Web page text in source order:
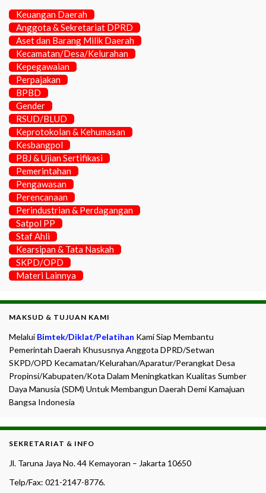
Keuangan Daerah
Anggota & Sekretariat DPRD
Aset dan Barang Milik Daerah
Kecamatan/Desa/Kelurahan
Kepegawaian
Perpajakan
BPBD
Gender
RSUD/BLUD
Keprotokolan & Kehumasan
Kesbangpol
PBJ & Ujian Sertifikasi
Pemerintahan
Pengawasan
Perencanaan
Perindustrian & Perdagangan
Satpol PP
Staf Ahli
Kearsipan & Tata Naskah
SKPD/OPD
Materi Lainnya
MAKSUD & TUJUAN KAMI
Melalui Bimtek/Diklat/Pelatihan Kami Siap Membantu
Pemerintah Daerah Khususnya Anggota DPRD/Setwan
SKPD/OPD Kecamatan/Kelurahan/Aparatur/Perangkat Desa
Propinsi/Kabupaten/Kota Dalam Meningkatkan Kualitas Sumber
Daya Manusia (SDM) Untuk Membangun Daerah Demi Kamajuan
Bangsa Indonesia
SEKRETARIAT & INFO
Jl. Taruna Jaya No. 44 Kemayoran – Jakarta 10650
Telp/Fax: 021-2147-8776.